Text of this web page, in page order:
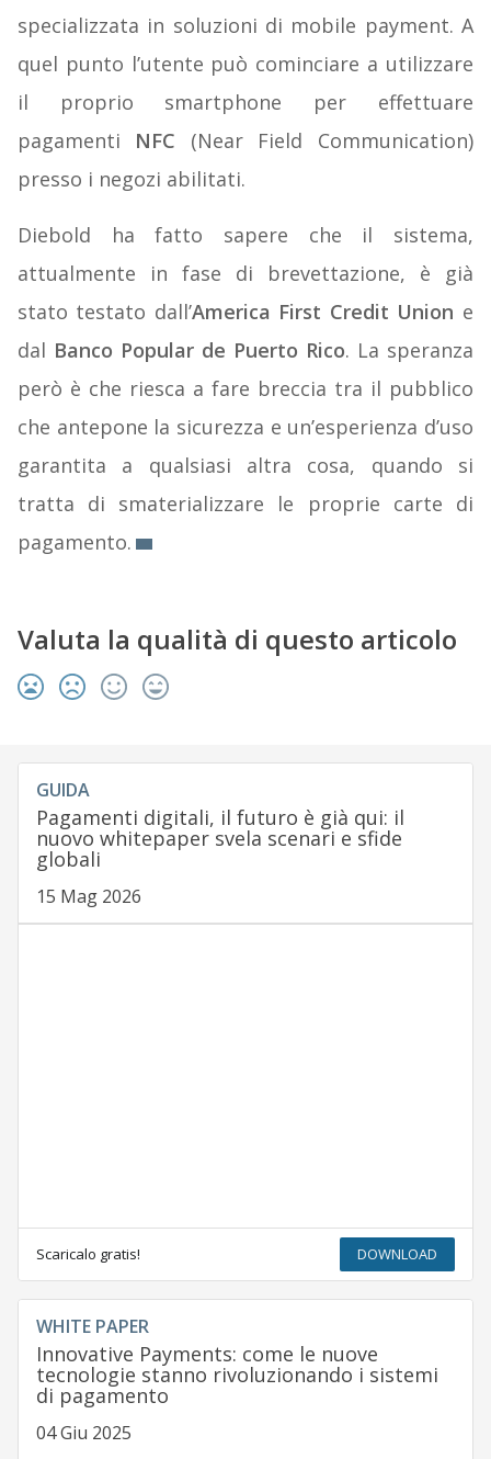
specializzata in soluzioni di mobile payment. A
quel punto l’utente può cominciare a utilizzare
il proprio smartphone per effettuare
pagamenti NFC (Near Field Communication)
presso i negozi abilitati.
Diebold ha fatto sapere che il sistema,
attualmente in fase di brevettazione, è già
stato testato dall’America First Credit Union e
dal Banco Popular de Puerto Rico. La speranza
però è che riesca a fare breccia tra il pubblico
che antepone la sicurezza e un’esperienza d’uso
garantita a qualsiasi altra cosa, quando si
tratta di smaterializzare le proprie carte di
pagamento.
Valuta la qualità di questo articolo
GUIDA
Pagamenti digitali, il futuro è già qui: il
nuovo whitepaper svela scenari e sfide
globali
15 Mag 2026
Scaricalo gratis! DOWNLOAD
WHITE PAPER
Innovative Payments: come le nuove
tecnologie stanno rivoluzionando i sistemi
di pagamento
04 Giu 2025